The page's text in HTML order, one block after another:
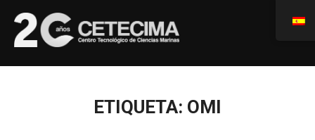
ETIQUETA: OMI